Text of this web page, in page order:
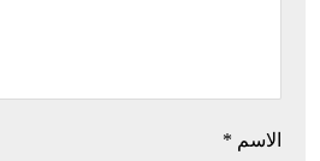
الاسم *